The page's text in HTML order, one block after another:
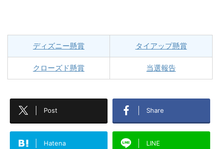
ディズニー懸賞 タイアップ懸賞
クローズド懸賞 当選報告
Post Share
Hatena LINE